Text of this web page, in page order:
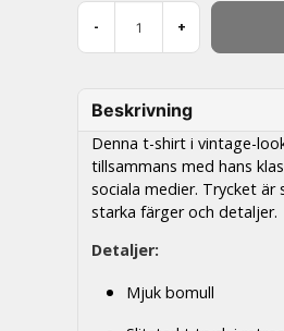
- +
Beskrivning
Denna t-shirt i vintage-
tillsammans med hans
sociala medier. Trycket
starka färger och detaljer.
Detaljer:
Mjuk bomull